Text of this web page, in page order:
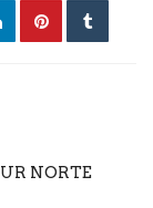
NORTE